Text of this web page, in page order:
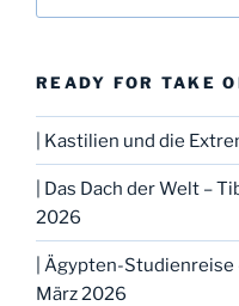
READY FOR TAKE
| Kastilien und die
| Das Dach der Welt –
2026
| Ägypten-
März 2026